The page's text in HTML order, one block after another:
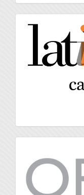
artículo
latindex